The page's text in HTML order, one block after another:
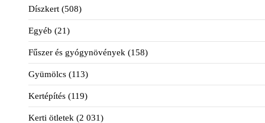
Díszkert (508)
Egyéb (21)
Fűszer és gyógynövények (158)
Gyümölcs (113)
Kertépítés (119)
Kerti ötletek (2 031)